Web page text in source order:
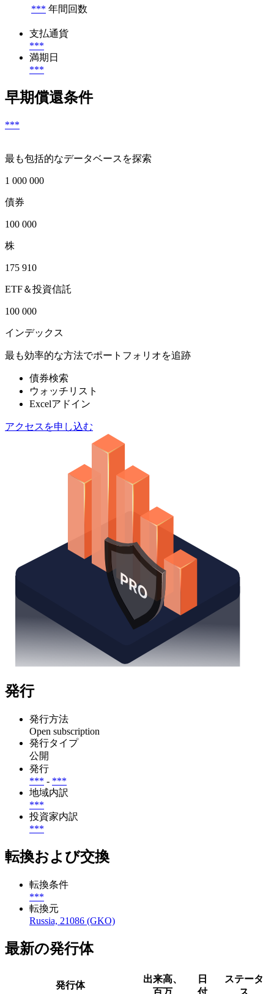
*** 年間回数
支払通貨
***
満期日
***
早期償還条件
***
最も包括的なデータベースを探索
1 000 000
債券
100 000
株
175 910
ETF＆投資信託
100 000
インデックス
最も効率的な方法でポートフォリオを追跡
債券検索
ウォッチリスト
Excelアドイン
アクセスを申し込む
発行
発行方法
Open subscription
発行タイプ
公開
発行
*** - ***
地域内訳
***
投資家内訳
***
転換および交換
転換条件
***
転換元
Russia, 21086 (GKO)
最新の発行体
発行体
出来高、
百万
日
付
ステータ
ス